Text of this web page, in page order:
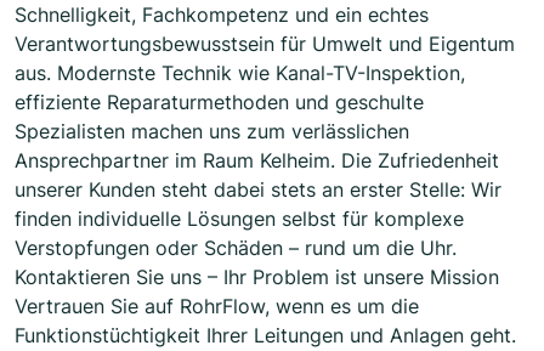
Schnelligkeit, Fachkompetenz und ein echtes
Verantwortungsbewusstsein für Umwelt und Eigentum
aus. Modernste Technik wie Kanal-TV-Inspektion,
effiziente Reparaturmethoden und geschulte
Spezialisten machen uns zum verlässlichen
Ansprechpartner im Raum Kelheim. Die Zufriedenheit
unserer Kunden steht dabei stets an erster Stelle: Wir
finden individuelle Lösungen selbst für komplexe
Verstopfungen oder Schäden – rund um die Uhr.
Kontaktieren Sie uns – Ihr Problem ist unsere Mission
Vertrauen Sie auf RohrFlow, wenn es um die
Funktionstüchtigkeit Ihrer Leitungen und Anlagen geht.